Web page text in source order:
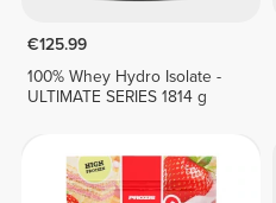
€125.99
100% Whey Hydro Isolate -
ULTIMATE SERIES 1814 g